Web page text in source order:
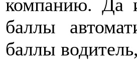
компанию. Да
баллы
баллы